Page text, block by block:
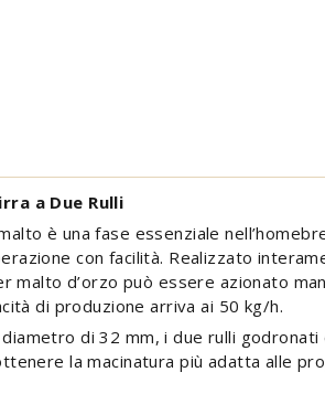
a Due Rulli
è una fase essenziale
con facilità. Realizzato
malto d’orzo può essere azionato
di produzione arriva ai 50 kg/h.
di 32 mm, i due rulli
la macinatura più adatta alle